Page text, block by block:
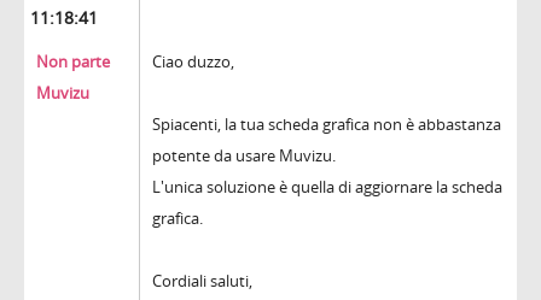
11:18:41
Non parte
Muvizu
Ciao duzzo,
Spiacenti, la tua scheda grafica non è abbastanza
potente da usare Muvizu.
L'unica soluzione è quella di aggiornare la scheda
grafica.
Cordiali saluti,